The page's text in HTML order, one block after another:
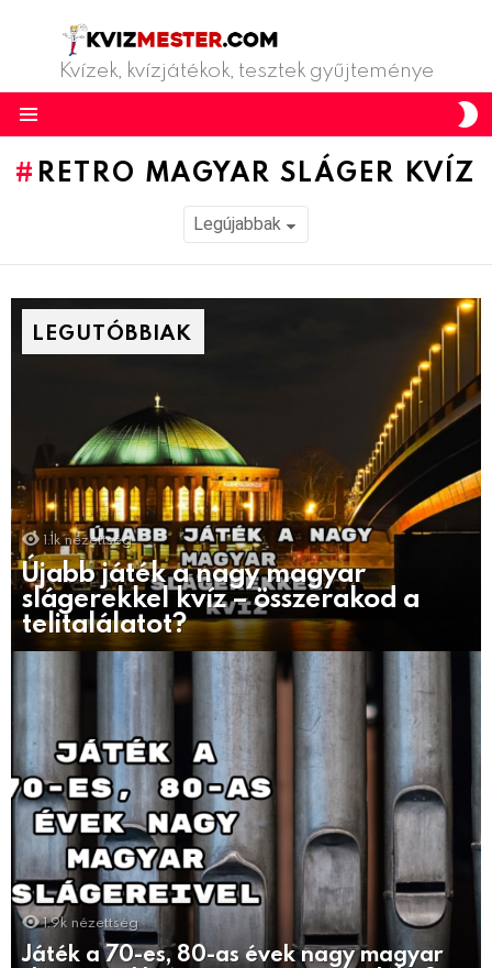
Kvízek, kvízjátékok, tesztek gyűjteménye
RETRO MAGYAR SLÁGER KVÍZ
LEGUTÓBBIAK
1.1k nézettség
Újabb játék a nagy magyar
slágerekkel kvíz – összerakod a
telitalálatot?
1.9k nézettség
Játék a 70-es, 80-as évek nagy magyar